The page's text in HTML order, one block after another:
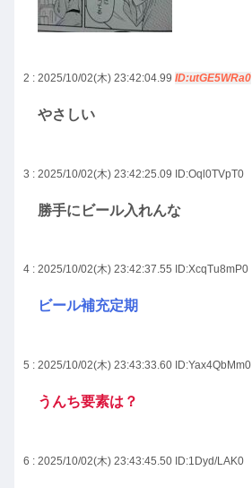
2 : 2025/10/02(木) 23:42:04.99 ID:utGE5WRa0
やさしい
3 : 2025/10/02(木) 23:42:25.09 ID:Oql0TVpT0
勝手にビール入れんな
4 : 2025/10/02(木) 23:42:37.55 ID:XcqTu8mP0
ビール補充定期
5 : 2025/10/02(木) 23:43:33.60 ID:Yax4QbMm0
うんち要素は？
6 : 2025/10/02(木) 23:43:45.50 ID:1Dyd/LAK0